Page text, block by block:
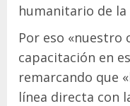
humanitario de
Por eso «nuestro
capacitación en
remarcando que
línea directa con